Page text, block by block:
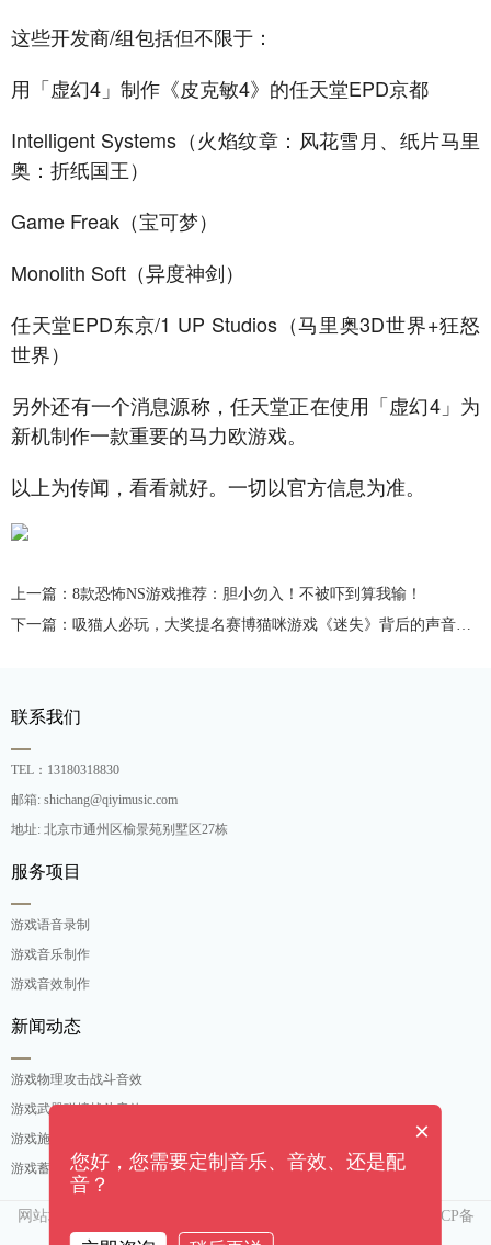
这些开发商/组包括但不限于：
用「虚幻4」制作《皮克敏4》的任天堂EPD京都
Intelligent Systems（火焰纹章：风花雪月、纸片马里
奥：折纸国王）
Game Freak（宝可梦）
Monolith Soft（异度神剑）
任天堂EPD东京/1 UP Studios（马里奥3D世界+狂怒
世界）
另外还有一个消息源称，任天堂正在使用「虚幻4」为
新机制作一款重要的马力欧游戏。
以上为传闻，看看就好。一切以官方信息为准。
上一篇：8款恐怖NS游戏推荐：胆小勿入！不被吓到算我输！
下一篇：吸猫人必玩，大奖提名赛博猫咪游戏《迷失》背后的声音制作
联系我们
TEL：13180318830
邮箱: shichang@qiyimusic.com
地址: 北京市通州区榆景苑别墅区27栋
服务项目
游戏语音录制
游戏音乐制作
游戏音效制作
新闻动态
游戏物理攻击战斗音效
游戏武器碰撞战斗音效
游戏施法吟唱战斗音效
游戏蓄力攻击战斗音效
网站地图
京ICP备
15007552号-3
×
您好，您需要定制音乐、音效、还是配
音？